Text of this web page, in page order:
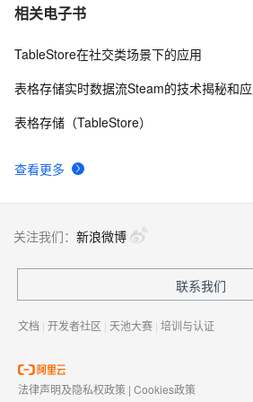
TCO原来是这样算的......
相关电子书
查看更多
TableStore在社交类场景下的应用
表格存储实时数据流Steam的技术揭秘和
表格存储（TableStore）
关注我们： 新浪微博
联系我们
文档 | 开发者社区 | 天池大赛 | 培训与认证
法律声明及隐私权政策 | Cookies政策